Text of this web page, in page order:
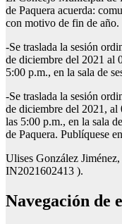
de Paquera acuerda:
con motivo de fin de año.
-Se traslada la sesión
de diciembre del 2021 al
5:00 p.m., en la sala de
-Se traslada la sesión
de diciembre del 2021, al
las 5:00 p.m., en la sala
de Paquera. Publíquese
Ulises González
IN2021602413 ).
Navegación de